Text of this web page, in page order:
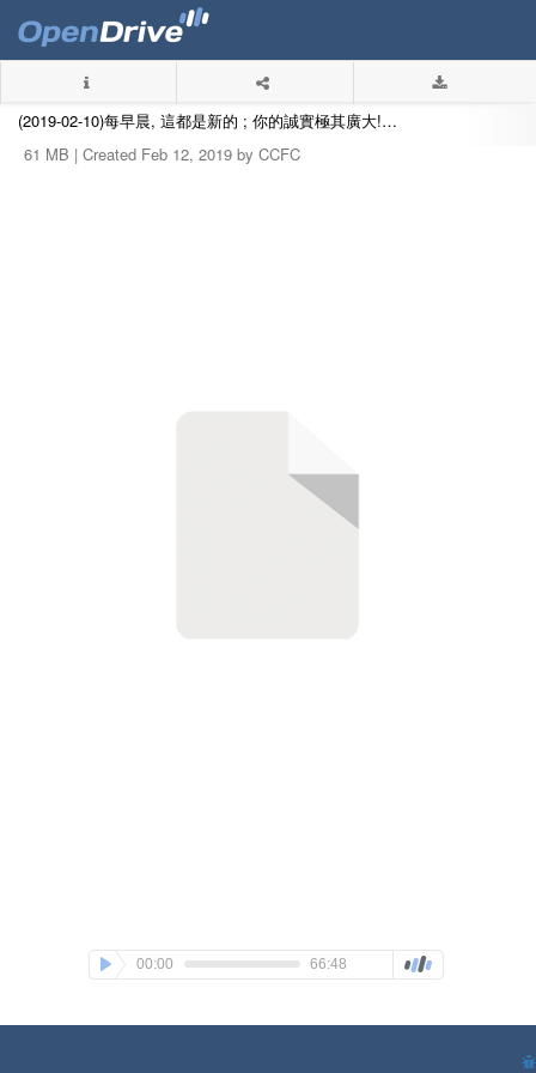
(2019-02-10)每早晨, 這都是新的 ; 你的誠實極其廣大!(梁楚城長老).mp3
61 MB | Created Feb 12, 2019 by CCFC